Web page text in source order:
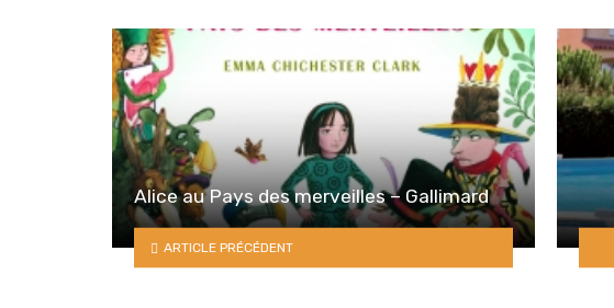
Alice au Pays des merveilles – Gallimard
ARTICLE PRÉCÉDENT